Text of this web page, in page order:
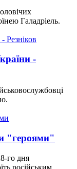
Галадріель.
-
"героями"
го дня
російським